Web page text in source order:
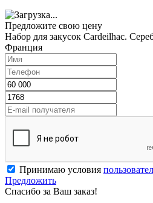
Предложите свою цену
Набор для закусок Cardeilhac.
Франция
Принимаю условия
Предложить
Спасибо за Ваш заказ!